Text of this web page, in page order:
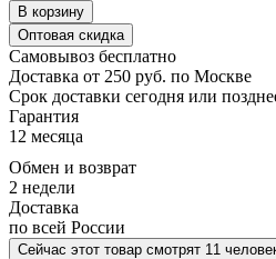
В корзину
Оптовая скидка
Самовывоз бесплатно
Доставка от 250 руб. по Москве
Cрок доставки сегодня или
Гарантия
12 месяца
Обмен и возврат
2 недели
Доставка
по всей России
Сейчас этот товар смотрят 11